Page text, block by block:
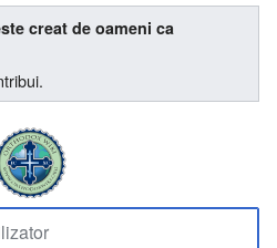
creat de oameni ca